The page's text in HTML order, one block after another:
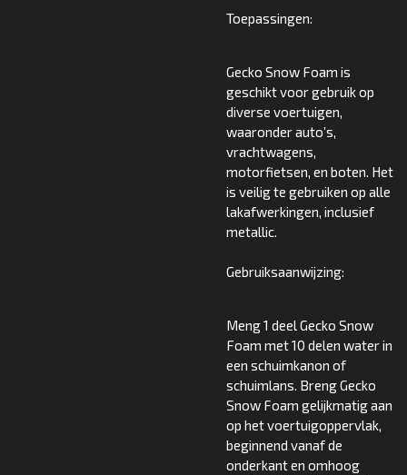
Toepassingen:
Gecko Snow Foam is
geschikt voor gebruik op
diverse voertuigen,
waaronder auto’s,
vrachtwagens,
motorfietsen, en boten. Het
is veilig te gebruiken op alle
lakafwerkingen, inclusief
metallic.
Gebruiksaanwijzing:
Meng 1 deel Gecko Snow
Foam met 10 delen water in
een schuimkanon of
schuimlans. Breng Gecko
Snow Foam gelijkmatig aan
op het voertuigoppervlak,
beginnend vanaf de
onderkant en omhoog